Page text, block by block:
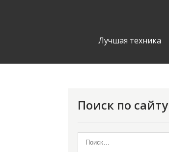
Лучшая техника
Поиск по сайту